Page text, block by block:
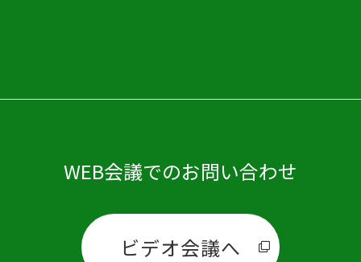
WEB会議でのお問い合わせ
ビデオ会議へ